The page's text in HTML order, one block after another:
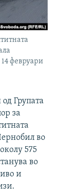
февруари
Групата
за
во
575
во
и